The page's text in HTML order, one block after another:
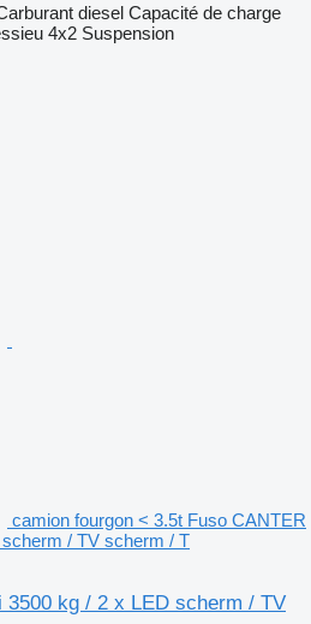
diesel Capacité de charge
4x2 Suspension
camion fourgon < 3.5t Fuso CANTER
/ TV scherm / T
3500 kg / 2 x LED scherm / TV